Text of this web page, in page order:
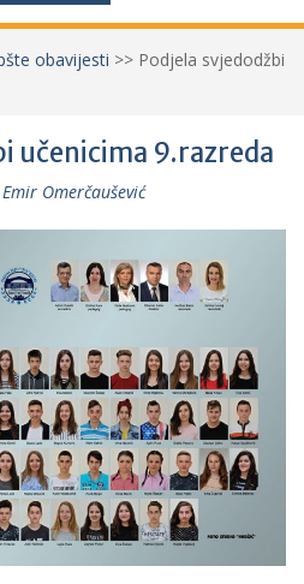
obavijesti >> Podjela svjedodžbi
učenicima 9.razreda
Emir Omerčaušević